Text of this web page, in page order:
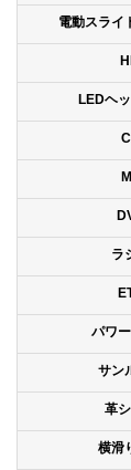
電動スライ
LEDヘ
ラ
パワ
サン
革
横滑